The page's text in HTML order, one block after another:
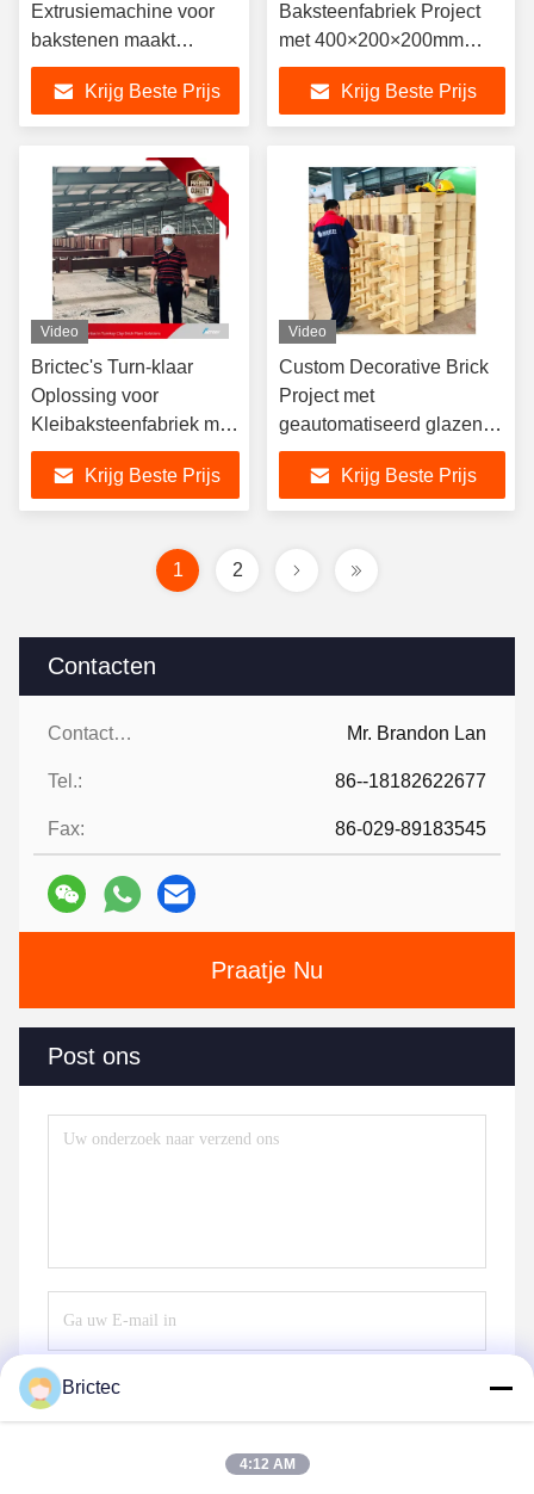
Contacten
Contacten: Mr. Brandon Lan
Tel.: 86--18182622677
Fax: 86-029-89183545
Praatje Nu
Post ons
Verzend
Extrusiemachine voor
bakstenen maakt
gebruik van 35% vast
afval Project voor
gesinterde bakstenen
met een jaarlijkse
capaciteit van 120
miljoen en een
druksterkte van MU20
Krijg Beste Prijs
Baksteenfabriek Project
met 400×200×200mm
Product en 200×200mm
Holle Bakstenen
Productielijn
Krijg Beste Prijs
Video
Brictec's Turn-klaar
Oplossing voor
Kleibaksteenfabriek met
Secundaire
Brandtechnologie en
Geautomatiseerd
Krijg Beste Prijs
Video
Custom Decorative Brick
Project met
geautomatiseerd glazen
systeem en natte plastic
extrusieproces voor
dagelijkse productie
Krijg Beste Prijs
1 2
Brictec
4:12 AM